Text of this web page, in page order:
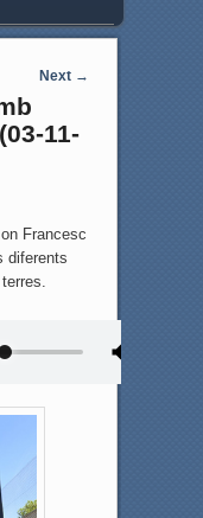
Next →
11-
Francesc
diferents